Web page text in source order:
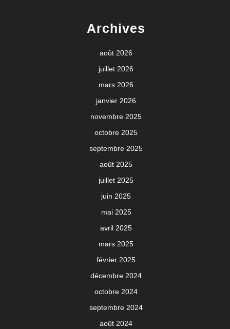
Archives
août 2026
juillet 2026
mars 2026
janvier 2026
novembre 2025
octobre 2025
septembre 2025
août 2025
juillet 2025
juin 2025
mai 2025
avril 2025
mars 2025
février 2025
décembre 2024
octobre 2024
septembre 2024
août 2024